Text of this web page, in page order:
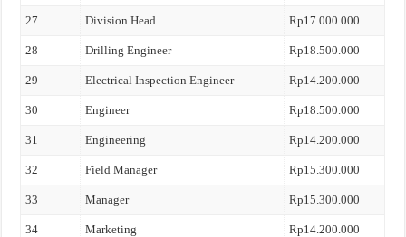
27 Division Head Rp17.000.000
28 Drilling Engineer Rp18.500.000
29 Electrical Inspection Engineer Rp14.200.000
30 Engineer Rp18.500.000
31 Engineering Rp14.200.000
32 Field Manager Rp15.300.000
33 Manager Rp15.300.000
34 Marketing Rp14.200.000